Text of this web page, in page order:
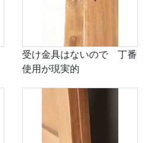
受け金具はないので 丁番
使用が現実的